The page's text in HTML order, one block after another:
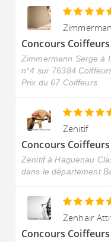
Concours
Zimmermann Serge à
n°4 sur 76384
Prix du 67 Coiffeurs
Zenitif
Concours
Zenitif à Haguenau
dans le département
Zenhair
Concours